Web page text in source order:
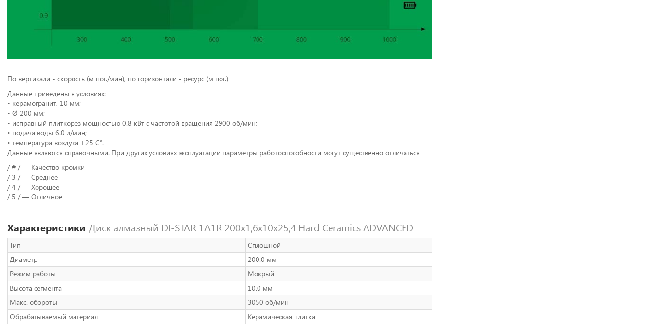
По вертикали - скорость (м пог./мин), по горизонтали - ресурс (м пог.)
Данные приведены в условиях:
• керамогранит, 10 мм;
• Ø 200 мм;
• исправный плиткорез мощностью 0.8 кВт с частотой вращения 2900 об/мин;
• подача воды 6.0 л/мин;
• температура воздуха +25 C°.
Данные являются справочными. При других условиях эксплуатации параметры работоспособности могут существенно отличаться
/ # / — Качество кромки
/ 3 / — Среднее
/ 4 / — Хорошее
/ 5 / — Отличное
Характеристики Диск алмазный DI-STAR 1A1R 200x1,6x10x25,4 Hard Ceramics ADVANCED
Тип
Сплошной
Диаметр
200.0 мм
Режим работы
Мокрый
Высота сегмента
10.0 мм
Макс. обороты
3050 об/мин
Обрабатываемый материал
Керамическая плитка